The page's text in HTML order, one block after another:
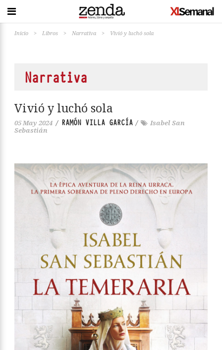
Inicio > Libros > Narrativa > Vivió y luchó sola
Narrativa
Vivió y luchó sola
05 May 2024 / RAMÓN VILLA GARCÍA /
Isabel San
Sebastián